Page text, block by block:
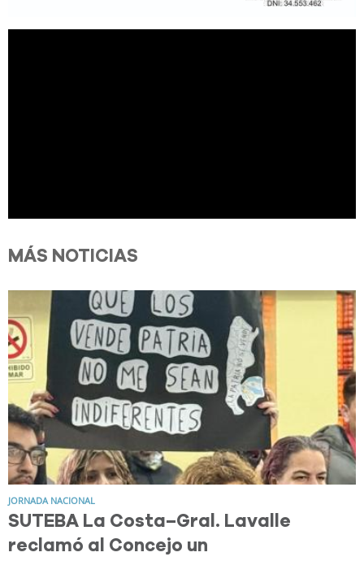
MÁS NOTICIAS
JORNADA NACIONAL
SUTEBA La Costa–Gral. Lavalle
reclamó al Concejo un